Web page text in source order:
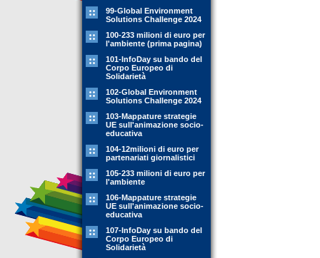
99-Global Environment
Solutions Challenge 2024
100-233 milioni di euro per
l'ambiente (prima pagina)
101-InfoDay su bando del
Corpo Europeo di
Solidarietà
102-Global Environment
Solutions Challenge 2024
103-Mappature strategie
UE sull'animazione socio-
educativa
104-12milioni di euro per
partenariati giornalistici
105-233 milioni di euro per
l'ambiente
106-Mappature strategie
UE sull'animazione socio-
educativa
107-InfoDay su bando del
Corpo Europeo di
Solidarietà